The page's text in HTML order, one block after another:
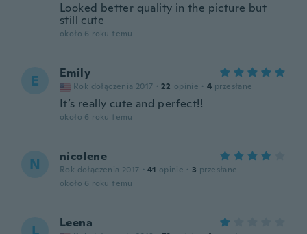
Looked better quality in the picture but
still cute
około 6 roku temu
E Emily
Rok dołączenia 2017 · 22 opinie · 4 przesłane
It’s really cute and perfect!!
około 6 roku temu
N nicolene
Rok dołączenia 2017 · 41 opinie · 3 przesłane
około 6 roku temu
Leena